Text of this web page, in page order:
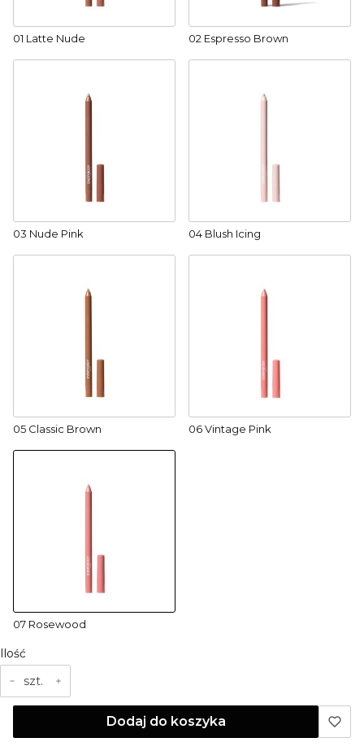
01 Latte Nude 02 Espresso Brown
03 Nude Pink 04 Blush Icing
05 Classic Brown 06 Vintage Pink
07 Rosewood
Ilość
szt.
Dodaj do koszyka